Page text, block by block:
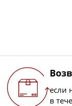
если
в